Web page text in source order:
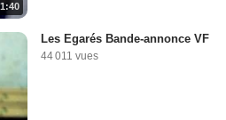
1:40
Les Egarés Bande-annonce VF
44 011 vues